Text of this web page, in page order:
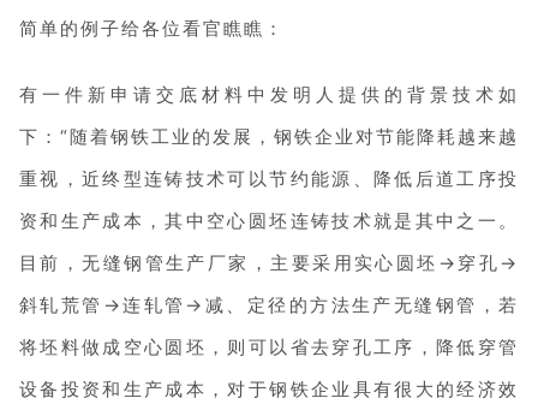
简单的例子给各位看官瞧瞧：
有一件新申请交底材料中发明人提供的背景技术如
下：“随着钢铁工业的发展，钢铁企业对节能降耗越来越
重视，近终型连铸技术可以节约能源、降低后道工序投
资和生产成本，其中空心圆坯连铸技术就是其中之一。
目前，无缝钢管生产厂家，主要采用实心圆坯→穿孔→
斜轧荒管→连轧管→减、定径的方法生产无缝钢管，若
将坯料做成空心圆坯，则可以省去穿孔工序，降低穿管
设备投资和生产成本，对于钢铁企业具有很大的经济效